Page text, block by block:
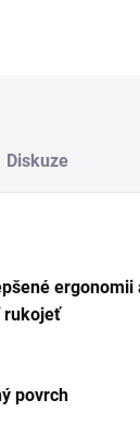
Diskuze
rukojeť
povrch